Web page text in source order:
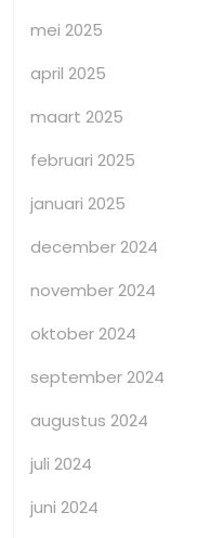
mei 2025
april 2025
maart 2025
februari 2025
januari 2025
december 2024
november 2024
oktober 2024
september 2024
augustus 2024
juli 2024
juni 2024